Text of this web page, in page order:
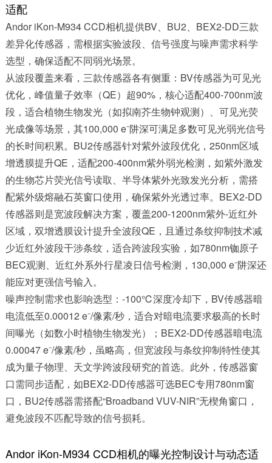
适配
Andor iKon-M934 CCD相机提供BV、BU2、BEX2-DD三款
差异化传感器，需根据实验波段、信号强度与噪声需求科学
选型，确保适配不同弱光场景。
从波段覆盖来看，三款传感器各有侧重：BV传感器为可见光
优化，峰值量子效率（QE）超90%，核心适配400-700nm波
段，适合植物生物发光（如拟南芥生物钟观测）、可见光荧
光成像等场景，其100,000 e⁻阱深可满足多数可见光弱光信号
的长时间积累。BU2传感器针对紫外波段优化，250nm区域
增透膜提升QE，适配200-400nm紫外弱光检测，如紫外激发
的生物芯片荧光信号读取、半导体紫外光致发光分析，需搭
配紫外级熔融石英窗口使用，确保紫外光透过率。BEX2-DD
传感器则是宽波段解决方案，覆盖200-1200nm紫外-近红外
区域，双增透膜设计提升全波段QE，且通过条纹抑制技术减
少近红外波段干涉条纹，适合跨波段实验，如780nm铷原子
BEC观测、近红外系外行星凌日信号检测，130,000 e⁻阱深还
能应对更强信号输入。
噪声控制需求也影响选型：-100℃深度冷却下，BV传感器暗
电流低至0.00012 e⁻/像素/秒，适合对暗电流要求极高的长时
间曝光（如数小时植物生物发光）；BEX2-DD传感器暗电流
0.00047 e⁻/像素/秒，虽略高，但宽波段与条纹抑制特性使其
成为量子物理、天文学跨波段研究的首选。此外，传感器窗
口需同步适配，如BEX2-DD传感器可选BEC专用780nm窗
口，BU2传感器需搭配“Broadband VUV-NIR”无楔角窗口，
避免波段不匹配导致的信号损耗。
Andor iKon-M934 CCD相机的曝光控制设计与动态适